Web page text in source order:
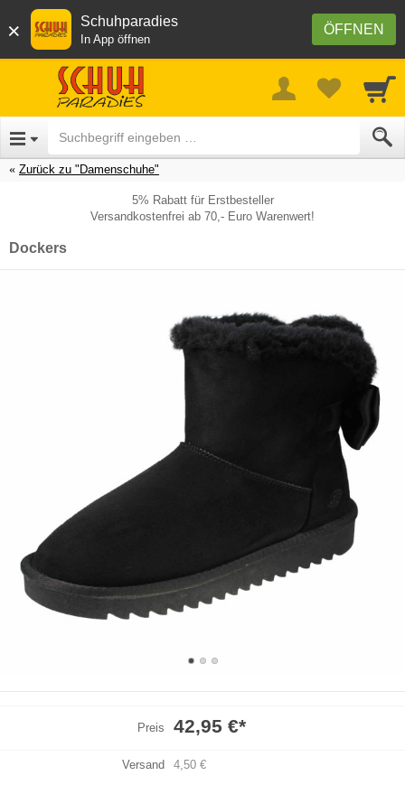
× ÖFFNEN
Schuhparadies
In App öffnen
Zurück zu "Damenschuhe"
5% Rabatt für Erstbesteller
Versandkostenfrei ab 70,- Euro Warenwert!
Dockers
Preis 42,95 €*
Versand 4,50 €